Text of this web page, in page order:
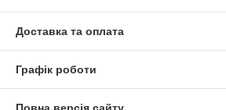
Доставка та оплата
Графік роботи